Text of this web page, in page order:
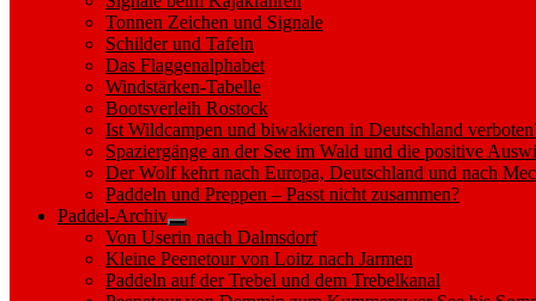
Tonnen Zeichen und Signale
Schilder und Tafeln
Das Flaggenalphabet
Windstärken-Tabelle
Bootsverleih Rostock
Ist Wildcampen und biwakieren in Deutschland
Spaziergänge an der See im Wald und die positive
Der Wolf kehrt nach Europa, Deutschland und nach
Paddeln und Preppen – Passt nicht zusammen?
Paddel-Archiv
Show
sub
menu
Von Userin nach Dalmsdorf
Kleine Peenetour von Loitz nach Jarmen
Paddeln auf der Trebel und dem Trebelkanal